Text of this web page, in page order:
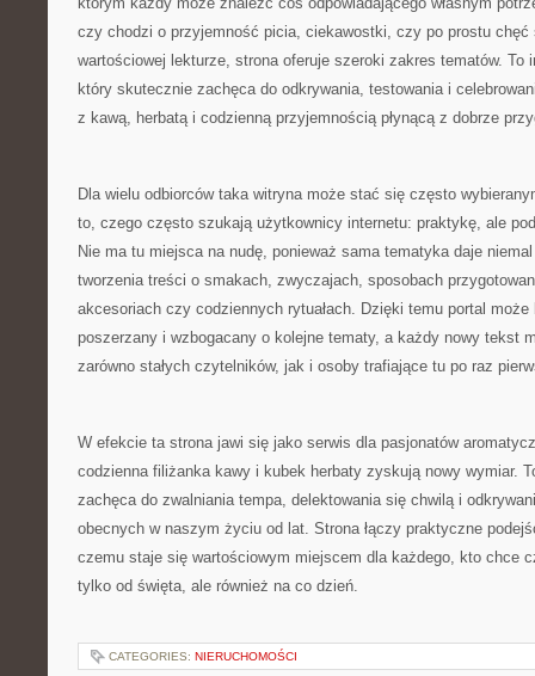
czy chodzi o przyjemność picia, ciekawostki, czy po prostu chęć
wartościowej lekturze, strona oferuje szeroki zakres tematów. To
który skutecznie zachęca do odkrywania, testowania i
z kawą, herbatą i codzienną przyjemnością płynącą z dobrze
Dla wielu odbiorców taka witryna może stać się często
to, czego często szukają użytkownicy internetu: praktykę, ale
Nie ma tu miejsca na nudę, ponieważ sama tematyka daje
tworzenia treści o smakach, zwyczajach, sposobach
akcesoriach czy codziennych rytuałach. Dzięki temu portal
poszerzany i wzbogacany o kolejne tematy, a każdy nowy tekst
zarówno stałych czytelników, jak i osoby trafiające tu po raz
W efekcie ta strona jawi się jako serwis dla pasjonatów
codzienna filiżanka kawy i kubek herbaty zyskują nowy wymiar.
zachęca do zwalniania tempa, delektowania się chwilą i
obecnych w naszym życiu od lat. Strona łączy praktyczne
czemu staje się wartościowym miejscem dla każdego, kto chce
tylko od święta, ale również na co dzień.
CATEGORIES: NIERUCHOMOŚCI